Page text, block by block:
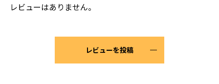
レビューはありません。
レビューを投稿